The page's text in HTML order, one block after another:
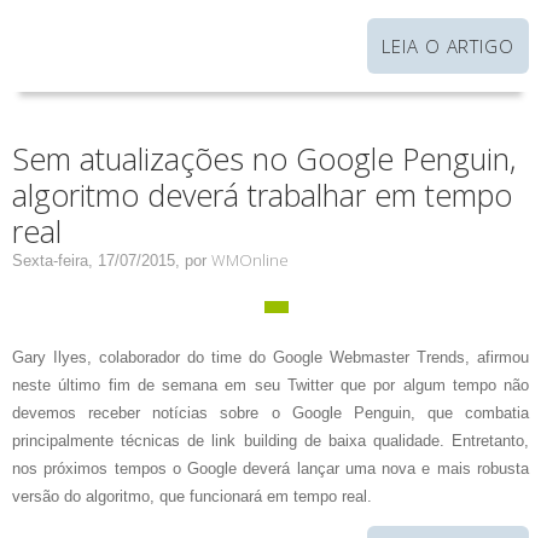
LEIA O ARTIGO
Sem atualizações no Google Penguin,
algoritmo deverá trabalhar em tempo
real
Sexta-feira, 17/07/2015, por WMOnline
Gary Ilyes, colaborador do time do Google Webmaster Trends, afirmou
neste último fim de semana em seu Twitter que por algum tempo não
devemos receber notícias sobre o Google Penguin, que combatia
principalmente técnicas de link building de baixa qualidade. Entretanto,
nos próximos tempos o Google deverá lançar uma nova e mais robusta
versão do algoritmo, que funcionará em tempo real.